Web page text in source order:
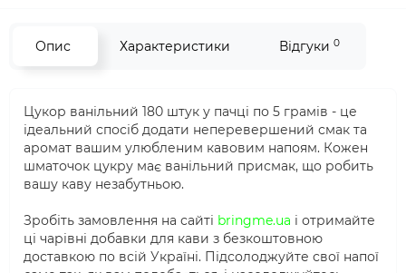
Опис Характеристики Відгуки 0
Цукор ванільний 180 штук у пачці по 5 грамів - це
ідеальний спосіб додати неперевершений смак та
аромат вашим улюбленим кавовим напоям. Кожен
шматочок цукру має ванільний присмак, що робить
вашу каву незабутньою.
Зробіть замовлення на сайті bringme.ua і отримайте
ці чарівні добавки для кави з безкоштовною
доставкою по всій Україні. Підсолоджуйте свої напої